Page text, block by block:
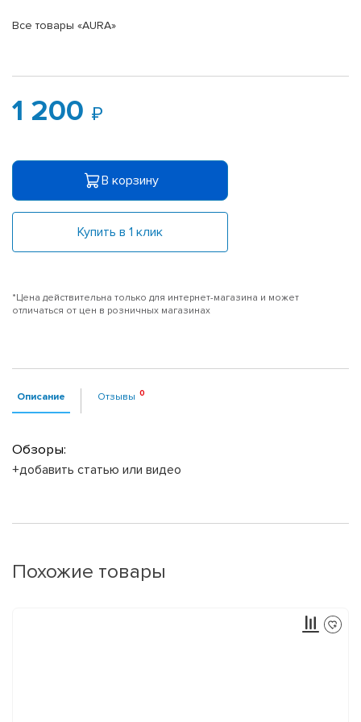
Все товары «AURA»
1 200
В корзину
Купить в 1 клик
*Цена действительна только для интернет-магазина и может
отличаться от цен в розничных магазинах
Описание Отзывы
Обзоры:
+добавить статью или видео
Похожие товары